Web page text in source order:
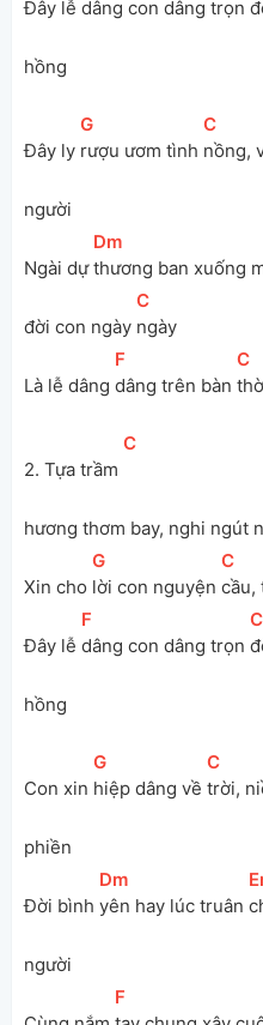
Đây lễ dâng con dâng trọn
hồng
Đây ly
[
G
rượu ươm tình
[
C
nồng,
người
Ngài dự
[Dm
thương ban xuống
đời con ngày
[
C
ngày
Là lễ dâng
[F
dâng trên bàn
[
C
2. Tựa trầm
[
C
hương thơm bay, nghi ngút
Xin cho
[
G
lời con nguyện
[
C
cầu,
Đây lễ
[F
dâng con dâng trọn
[
C
hồng
Con xin
[
G
hiệp dâng về
[
C
trời,
phiền
Đời bình
[Dm
yên hay lúc truân
[
người
[F